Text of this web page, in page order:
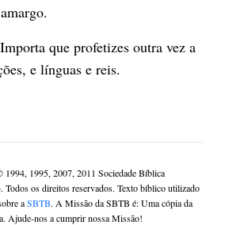
que profetizes outra vez a
e línguas e reis.
1995, 2007, 2011 Sociedade Bíblica
os direitos reservados. Texto bíblico utilizado
aSBTB. A Missão da SBTB é: Uma cópia da
Ajude-nos a cumprir nossa Missão!